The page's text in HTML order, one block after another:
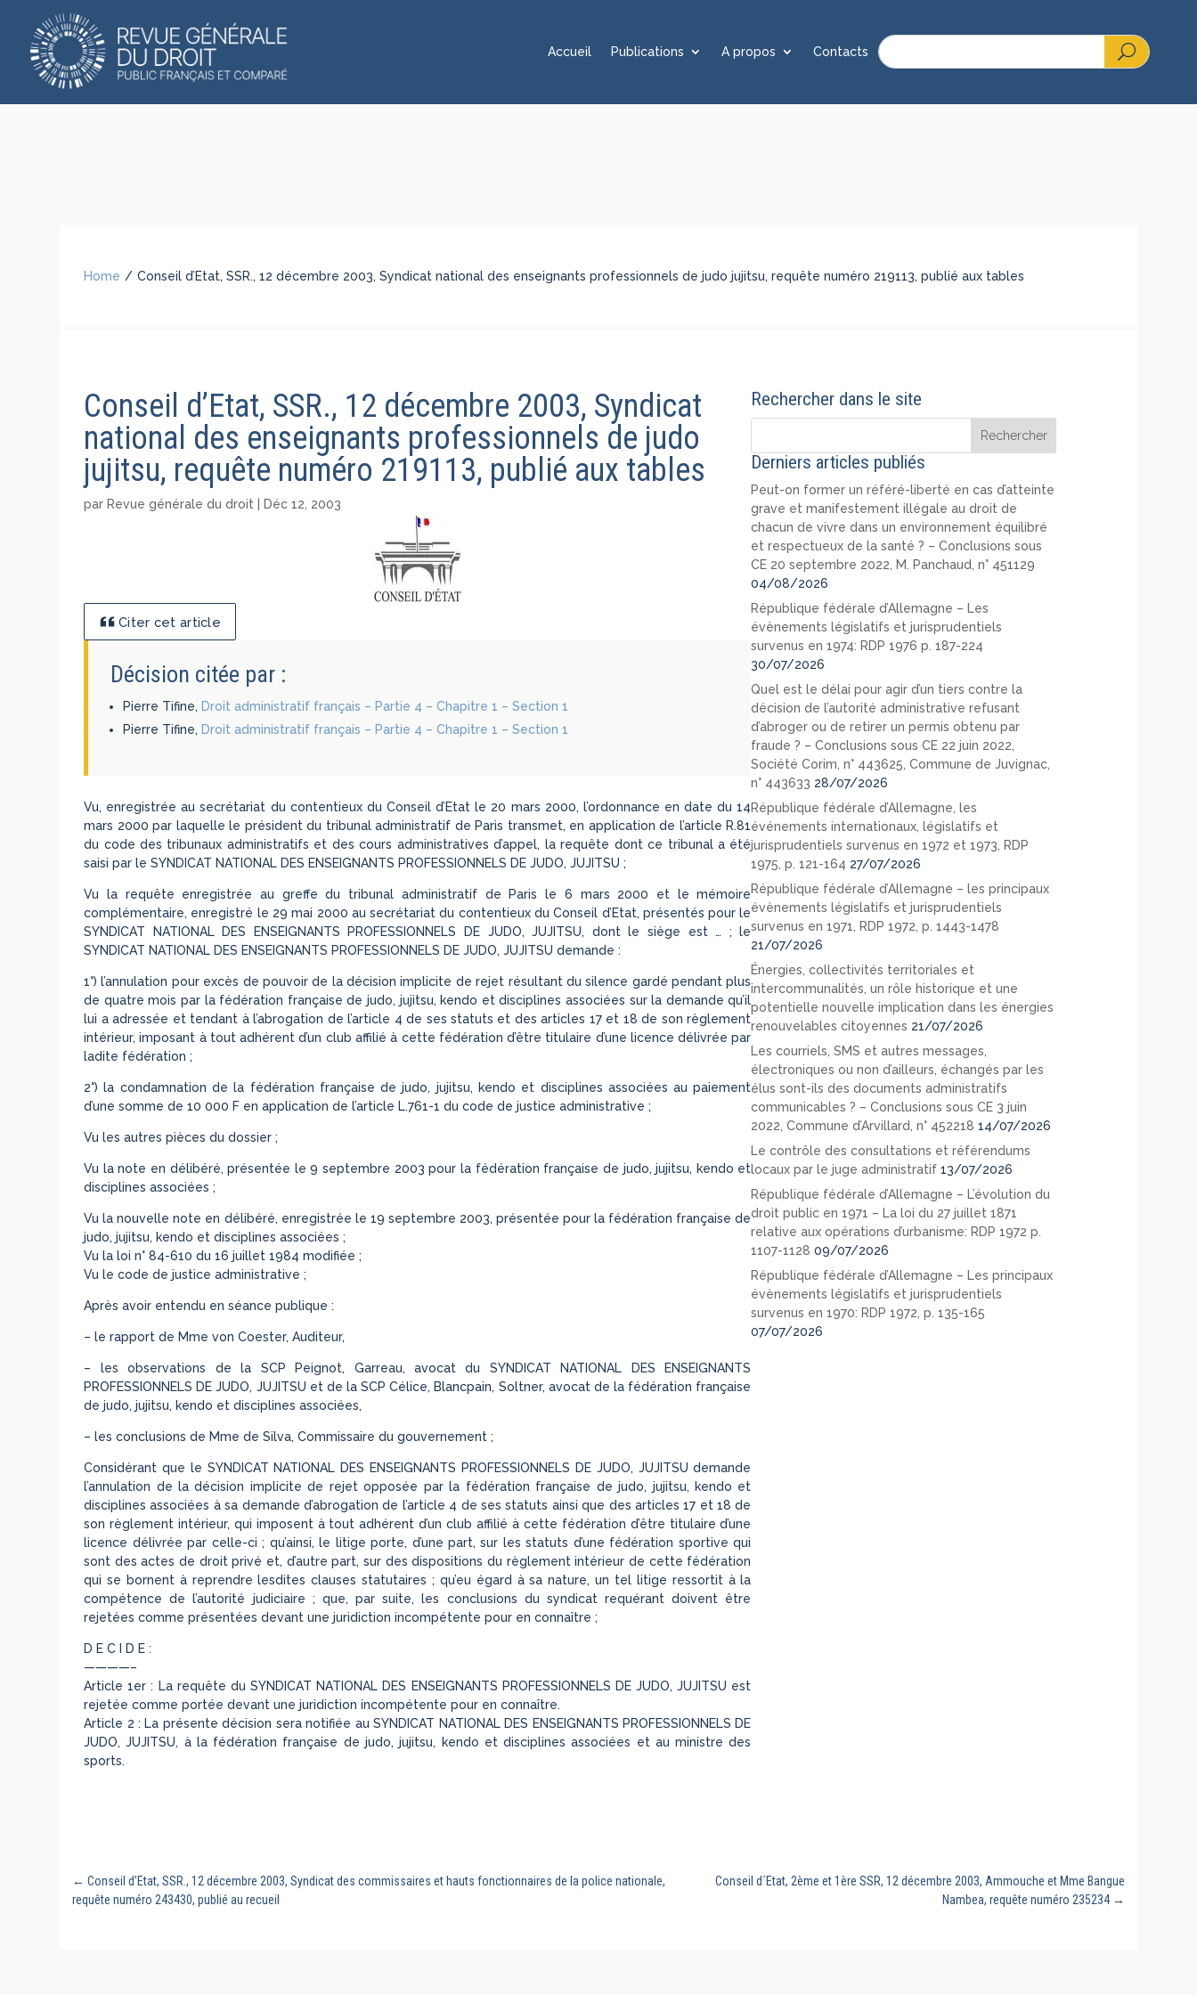
Accueil Publications A propos Contacts
Home / Conseil d’Etat, SSR., 12 décembre 2003, Syndicat national des enseignants professionnels de judo jujitsu, requête numéro 219113, publié aux tables
Conseil d’Etat, SSR., 12 décembre 2003, Syndicat
national des enseignants professionnels de judo
jujitsu, requête numéro 219113, publié aux tables
par Revue générale du droit Déc 12, 2003
Citer cet article
Décision citée par :
Pierre Tifine, Droit administratif français – Partie 4 – Chapitre 1 – Section 1
Pierre Tifine, Droit administratif français – Partie 4 – Chapitre 1 – Section 1
Vu, enregistrée au secrétariat du contentieux du Conseil d’Etat le 20 mars 2000, l’ordonnance en date du 14
mars 2000 par laquelle le président du tribunal administratif de Paris transmet, en application de l’article R.81
du code des tribunaux administratifs et des cours administratives d’appel, la requête dont ce tribunal a été
saisi par le SYNDICAT NATIONAL DES ENSEIGNANTS PROFESSIONNELS DE JUDO, JUJITSU ;
Vu la requête enregistrée au greffe du tribunal administratif de Paris le 6 mars 2000 et le mémoire
complémentaire, enregistré le 29 mai 2000 au secrétariat du contentieux du Conseil d’Etat, présentés pour le
SYNDICAT NATIONAL DES ENSEIGNANTS PROFESSIONNELS DE JUDO, JUJITSU, dont le siège est … ; le
SYNDICAT NATIONAL DES ENSEIGNANTS PROFESSIONNELS DE JUDO, JUJITSU demande :
1°) l’annulation pour excès de pouvoir de la décision implicite de rejet résultant du silence gardé pendant plus
de quatre mois par la fédération française de judo, jujitsu, kendo et disciplines associées sur la demande qu’il
lui a adressée et tendant à l’abrogation de l’article 4 de ses statuts et des articles 17 et 18 de son règlement
intérieur, imposant à tout adhérent d’un club affilié à cette fédération d’être titulaire d’une licence délivrée par
ladite fédération ;
2°) la condamnation de la fédération française de judo, jujitsu, kendo et disciplines associées au paiement
d’une somme de 10 000 F en application de l’article L.761-1 du code de justice administrative ;
Vu les autres pièces du dossier ;
Vu la note en délibéré, présentée le 9 septembre 2003 pour la fédération française de judo, jujitsu, kendo et
disciplines associées ;
Vu la nouvelle note en délibéré, enregistrée le 19 septembre 2003, présentée pour la fédération française de
judo, jujitsu, kendo et disciplines associées ;
Vu la loi n° 84-610 du 16 juillet 1984 modifiée ;
Vu le code de justice administrative ;
Après avoir entendu en séance publique :
– le rapport de Mme von Coester, Auditeur,
– les observations de la SCP Peignot, Garreau, avocat du SYNDICAT NATIONAL DES ENSEIGNANTS
PROFESSIONNELS DE JUDO, JUJITSU et de la SCP Célice, Blancpain, Soltner, avocat de la fédération française
de judo, jujitsu, kendo et disciplines associées,
– les conclusions de Mme de Silva, Commissaire du gouvernement ;
Considérant que le SYNDICAT NATIONAL DES ENSEIGNANTS PROFESSIONNELS DE JUDO, JUJITSU demande
l’annulation de la décision implicite de rejet opposée par la fédération française de judo, jujitsu, kendo et
disciplines associées à sa demande d’abrogation de l’article 4 de ses statuts ainsi que des articles 17 et 18 de
son règlement intérieur, qui imposent à tout adhérent d’un club affilié à cette fédération d’être titulaire d’une
licence délivrée par celle-ci ; qu’ainsi, le litige porte, d’une part, sur les statuts d’une fédération sportive qui
sont des actes de droit privé et, d’autre part, sur des dispositions du règlement intérieur de cette fédération
qui se bornent à reprendre lesdites clauses statutaires ; qu’eu égard à sa nature, un tel litige ressortit à la
compétence de l’autorité judiciaire ; que, par suite, les conclusions du syndicat requérant doivent être
rejetées comme présentées devant une juridiction incompétente pour en connaître ;
D E C I D E :
————–
Article 1er : La requête du SYNDICAT NATIONAL DES ENSEIGNANTS PROFESSIONNELS DE JUDO, JUJITSU est
rejetée comme portée devant une juridiction incompétente pour en connaître.
Article 2 : La présente décision sera notifiée au SYNDICAT NATIONAL DES ENSEIGNANTS PROFESSIONNELS DE
JUDO, JUJITSU, à la fédération française de judo, jujitsu, kendo et disciplines associées et au ministre des
sports.
Rechercher dans le site
Derniers articles publiés
Peut-on former un référé-liberté en cas d’atteinte
grave et manifestement illégale au droit de
chacun de vivre dans un environnement équilibré
et respectueux de la santé ? – Conclusions sous
CE 20 septembre 2022, M. Panchaud, n° 451129
04/08/2026
République fédérale d’Allemagne – Les
évènements législatifs et jurisprudentiels
survenus en 1974: RDP 1976 p. 187-224
30/07/2026
Quel est le délai pour agir d’un tiers contre la
décision de l’autorité administrative refusant
d’abroger ou de retirer un permis obtenu par
fraude ? – Conclusions sous CE 22 juin 2022,
Société Corim, n° 443625, Commune de Juvignac,
n° 443633 28/07/2026
République fédérale d’Allemagne, les
événements internationaux, législatifs et
jurisprudentiels survenus en 1972 et 1973, RDP
1975, p. 121-164 27/07/2026
République fédérale d’Allemagne – les principaux
évènements législatifs et jurisprudentiels
survenus en 1971, RDP 1972, p. 1443-1478
21/07/2026
Énergies, collectivités territoriales et
intercommunalités, un rôle historique et une
potentielle nouvelle implication dans les énergies
renouvelables citoyennes 21/07/2026
Les courriels, SMS et autres messages,
électroniques ou non d’ailleurs, échangés par les
élus sont-ils des documents administratifs
communicables ? – Conclusions sous CE 3 juin
2022, Commune d’Arvillard, n° 452218 14/07/2026
Le contrôle des consultations et référendums
locaux par le juge administratif 13/07/2026
République fédérale d’Allemagne – L’évolution du
droit public en 1971 – La loi du 27 juillet 1871
relative aux opérations d’urbanisme: RDP 1972 p.
1107-1128 09/07/2026
République fédérale d’Allemagne – Les principaux
évènements législatifs et jurisprudentiels
survenus en 1970: RDP 1972, p. 135-165
07/07/2026
← Conseil d’Etat, SSR., 12 décembre 2003, Syndicat des commissaires et hauts fonctionnaires de la police nationale,
requête numéro 243430, publié au recueil
Conseil d´Etat, 2ème et 1ère SSR, 12 décembre 2003, Ammouche et Mme Bangue
Nambea, requête numéro 235234→